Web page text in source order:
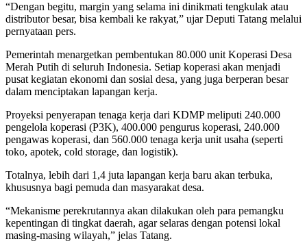
“Dengan begitu, margin yang selama ini dinikmati tengkulak atau
distributor besar, bisa kembali ke rakyat,” ujar Deputi Tatang melalui
pernyataan pers.
Pemerintah menargetkan pembentukan 80.000 unit Koperasi Desa
Merah Putih di seluruh Indonesia. Setiap koperasi akan menjadi
pusat kegiatan ekonomi dan sosial desa, yang juga berperan besar
dalam menciptakan lapangan kerja.
Proyeksi penyerapan tenaga kerja dari KDMP meliputi 240.000
pengelola koperasi (P3K), 400.000 pengurus koperasi, 240.000
pengawas koperasi, dan 560.000 tenaga kerja unit usaha (seperti
toko, apotek, cold storage, dan logistik).
Totalnya, lebih dari 1,4 juta lapangan kerja baru akan terbuka,
khususnya bagi pemuda dan masyarakat desa.
“Mekanisme perekrutannya akan dilakukan oleh para pemangku
kepentingan di tingkat daerah, agar selaras dengan potensi lokal
masing-masing wilayah,” jelas Tatang.